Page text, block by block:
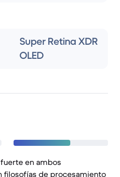
Super Retina XDR
OLED
en ambos
filosofías de procesamiento